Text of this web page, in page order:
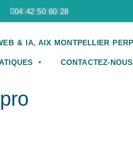
04 42 50 60 28
CONTACTEZ-NOUS